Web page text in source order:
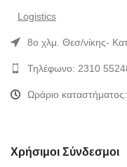
Logistics
8ο χλμ. Θεσ/νίκης-
Τηλέφωνο: 2310
Ωράριο
Χρήσιμοι Σύνδεσμοι